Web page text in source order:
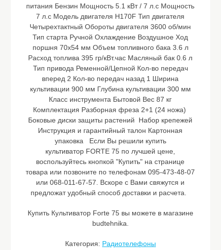
питания Бензин Мощность 5.1 кВт / 7 л.с Мощность
7 л.с Модель двигателя H170F Тип двигателя
Четырехтактный Обороты двигателя 3600 об/мин
Тип старта Ручной Охлаждение Воздушное Ход
поршня 70х54 мм Объем топливного бака 3.6 л
Расход топлива 395 гр/кВт.час Масляный бак 0.6 л
Тип привода Ременной/Цепной Кол-во передач
вперед 2 Кол-во передач назад 1 Ширина
культивации 900 мм Глубина культивации 300 мм
Класс инструмента Бытовой Вес 87 кг
Комплектация Разборная фреза 2+1 (24 ножа)
Боковые диски защиты растений Набор крепежей
Инструкция и гарантийный талон Картонная
упаковка Если Вы решили купить
культиватор FORTE 75 по лучшей цене,
воспользуйтесь кнопкой "Купить" на странице
товара или позвоните по телефонам 095-473-48-07
или 068-011-67-57. Вскоре с Вами свяжутся и
предложат удобный способ доставки и расчета.
Купить Культиватор Forte 75 вы можете в магазине
budtehnika.
Категория: Радиотелефоны